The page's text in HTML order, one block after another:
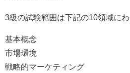
3級の試験範囲は下記の10領域にわ
基本概念
市場環境
戦略的マーケティング